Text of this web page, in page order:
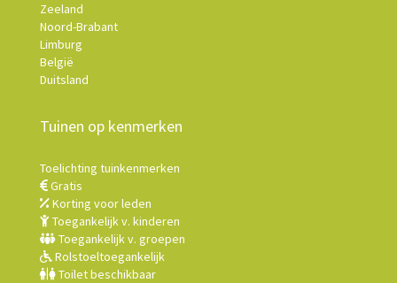
Zeeland
Noord-Brabant
Limburg
België
Duitsland
Tuinen op kenmerken
Toelichting tuinkenmerken
Gratis
Korting voor leden
Toegankelijk v. kinderen
Toegankelijk v. groepen
Rolstoeltoegankelijk
Toilet beschikbaar